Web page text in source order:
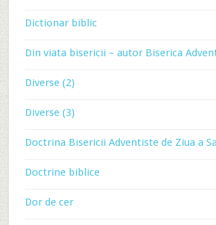
Dictionar biblic
Din viata bisericii – autor Biserica
Diverse (2)
Diverse (3)
Doctrina Bisericii Adventiste de Ziua a
Doctrine biblice
Dor de cer